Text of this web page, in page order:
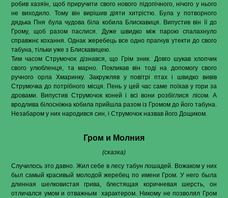
робив хазяїн, щоб приручити свого нового підопічного, нічого у нього
не виходило. Тому він вирішив діяти хитрістю. Була у потворного
дядька Пня була чудова біла кобила Блискавиця. Випустив він її до
Грому, щоб разом паслися. Дуже швидко між парою спалахнуло
справжнє кохання. Однак жеребець все одно прагнув утекти до свого
табуна, тільки уже з Блискавицею.
Тим часом Струмочок дізнався, що Грім зник. Довго шукав хлопчик
свого улюбленця, та марно. Покликав він тоді на допомогу свого
ручного орла Хмаринку. Закружляв у повітрі птах і швидко вивів
Струмочка до потрібного місця. Пень у цей час саме поїхав у гори за
дровами. Випустив Струмочок коней і всі вони розбіглися лісом. А
вродлива білосніжна кобила прийшла разом із Громом до його табуна.
Незабаром у них народився син, і Струмочок назвав його Дощиком.
Гром и Молния
(сказка)
Случилось это давно. Жил себе в лесу табун лошадей. Вожаком у них
был самый красивый молодой жеребец по имени Гром. У него была
длинная шелковистая грива, блестящая коричневая шерсть, он
отличался умом и отважным характером. Никому не позволял Гром